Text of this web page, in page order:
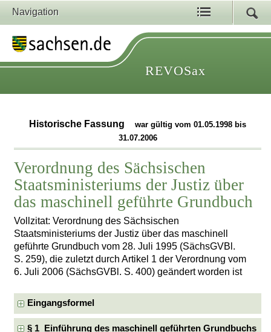
Navigation
REVOSax
Historische Fassung
war gültig vom 01.05.1998 bis
31.07.2006
Verordnung des Sächsischen
Staatsministeriums der Justiz über
das maschinell geführte Grundbuch
Vollzitat: Verordnung des Sächsischen
Staatsministeriums der Justiz über das maschinell
geführte Grundbuch vom 28. Juli 1995 (SächsGVBl.
S. 259), die zuletzt durch Artikel 1 der Verordnung vom
6. Juli 2006 (SächsGVBl. S. 400) geändert worden ist
Eingangsformel
§ 1 Einführung des maschinell geführten Grundbuchs